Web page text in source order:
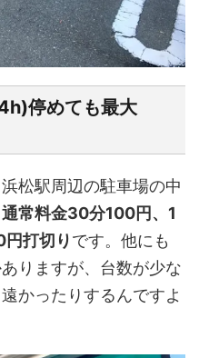
停めても最大
松駅周辺の駐車場の中
通常料金30分100円、1
打切りです。他にも
りますが、台数が少な
かったりするんですよ